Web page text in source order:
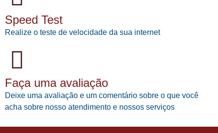
Speed Test
Realize o teste de velocidade da sua internet
Faça uma avaliação
Deixe uma avaliação e um comentário sobre o que você
acha sobre nosso atendimento e nossos serviços